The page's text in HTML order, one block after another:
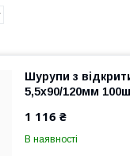
Шурупи з
5,5х90/120мм
1 116 ₴
В наявності